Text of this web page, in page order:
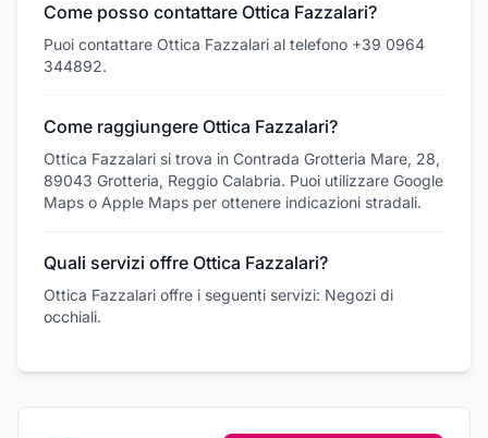
Come posso contattare Ottica Fazzalari?
Puoi contattare Ottica Fazzalari al telefono +39 0964
344892.
Come raggiungere Ottica Fazzalari?
Ottica Fazzalari si trova in Contrada Grotteria Mare, 28,
89043 Grotteria, Reggio Calabria. Puoi utilizzare Google
Maps o Apple Maps per ottenere indicazioni stradali.
Quali servizi offre Ottica Fazzalari?
Ottica Fazzalari offre i seguenti servizi: Negozi di
occhiali.